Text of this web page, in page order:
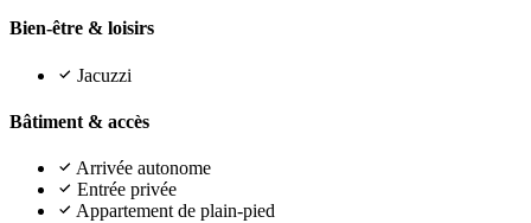
Bien-être & loisirs
Jacuzzi
Bâtiment & accès
Arrivée autonome
Entrée privée
Appartement de plain-pied